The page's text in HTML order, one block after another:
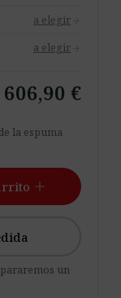
a elegir arrow_forward
a elegir arrow_forward
€
la espuma
add
un